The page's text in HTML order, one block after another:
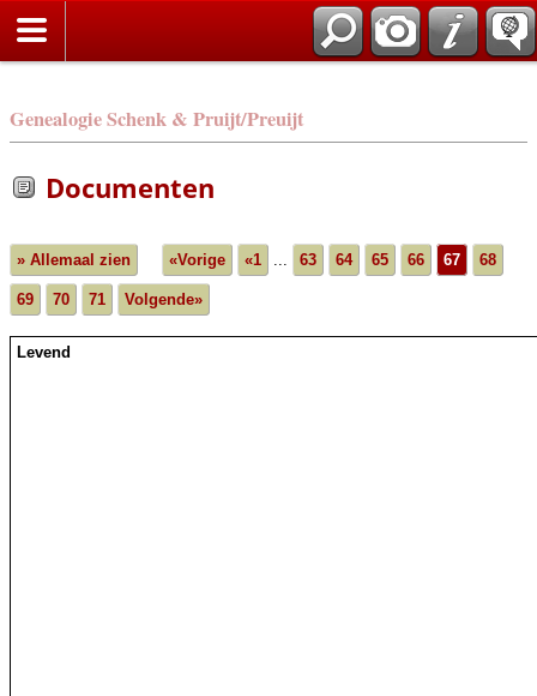
Genealogie Schenk & Pruijt/Preuijt
Documenten
» Allemaal zien «Vorige «1 ... 63 64 65 66 67 68
69 70 71 Volgende»
Levend